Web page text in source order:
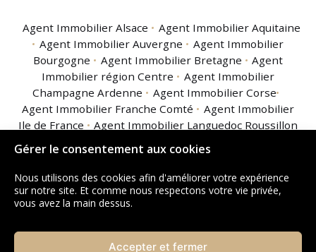
Gérer le consentement aux cookies
Nous utilisons des cookies afin d'améliorer votre expérience
sur notre site. Et comme nous respectons votre vie privée,
vous avez la main dessus.
Accepter et fermer
Agent Immobilier Alsace
Agent Immobilier Aquitaine
Agent Immobilier Auvergne
Agent Immobilier
Bourgogne
Agent Immobilier Bretagne
Agent
Immobilier région Centre
Agent Immobilier
Champagne Ardenne
Agent Immobilier Corse
Agent Immobilier Franche Comté
Agent Immobilier
Ile de France
Agent Immobilier Languedoc Roussillon
Lorraine
Agent Immobilier Midi Pyrénées
Immobilier Nord Pas de Calais
Agent Immobilier
Basse Normandie
Agent Immobilier Haute
Normandie
Agent Immobilier Pays de la Loire